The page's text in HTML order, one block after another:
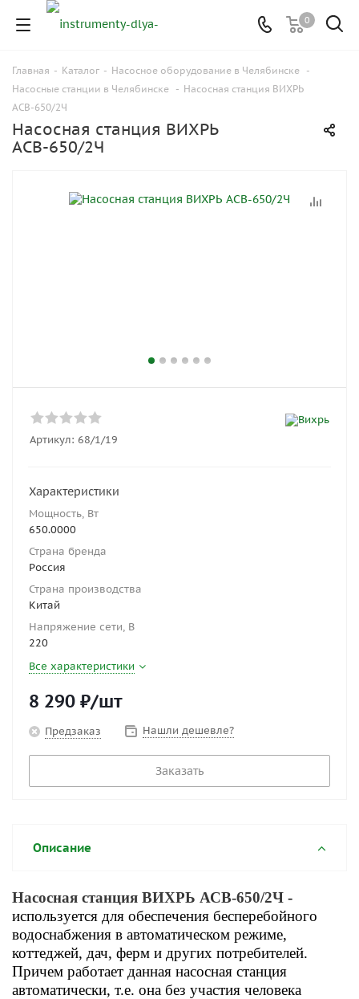
0
Главная - Каталог - Насосное оборудование в Челябинске -
Насосные станции в Челябинске - Насосная станция ВИХРЬ
АСВ-650/2Ч
Насосная станция ВИХРЬ
АСВ-650/2Ч
Артикул: 68/1/19
Характеристики
Мощность, Вт
650.0000
Страна бренда
Россия
Страна производства
Китай
Напряжение сети, В
220
Все характеристики
8 290 ₽/шт
Предзаказ Нашли дешевле?
Заказать
Описание
Насосная станция ВИХРЬ АСВ-650/2Ч -
используется для обеспечения бесперебойного
водоснабжения в автоматическом режиме,
коттеджей, дач, ферм и других потребителей.
Причем работает данная насосная станция
автоматически, т.е. она без участия человека